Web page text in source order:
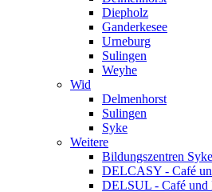
Diepholz
Ganderkesee
Urneburg
Sulingen
Weyhe
Wid
Delmenhorst
Sulingen
Syke
Weitere
Bildungszentren
DELCASY - Café
DELSUL - Café und